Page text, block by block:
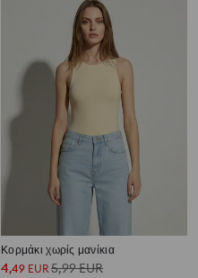
Κορμάκι χωρίς μανίκια
4,49 EUR 5,99EUR